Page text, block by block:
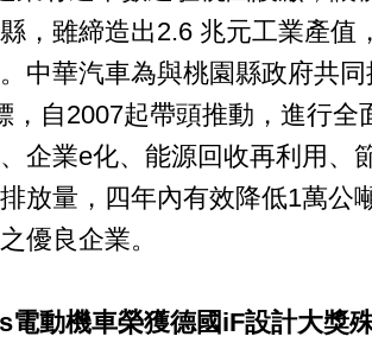
，雖締造出2.6 兆元工業產值
中華汽車為與桃園縣政府共
，自2007起帶頭推動，進行全
企業e化、能源回收再利用、
放量，四年內有效降低1萬公
優良企業。
電動機車榮獲德國iF設計大獎